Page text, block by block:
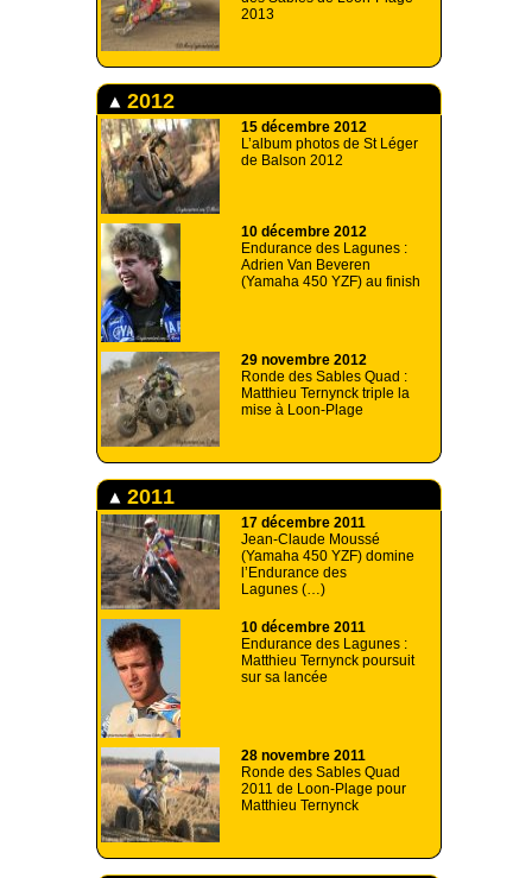
2013
2012
15 décembre 2012
L’album photos de St Léger
de Balson 2012
10 décembre 2012
Endurance des Lagunes :
Adrien Van Beveren
(Yamaha 450 YZF) au finish
29 novembre 2012
Ronde des Sables Quad :
Matthieu Ternynck triple la
mise à Loon-Plage
2011
17 décembre 2011
Jean-Claude Moussé
(Yamaha 450 YZF) domine
l’Endurance des
Lagunes (…)
10 décembre 2011
Endurance des Lagunes :
Matthieu Ternynck poursuit
sur sa lancée
28 novembre 2011
Ronde des Sables Quad
2011 de Loon-Plage pour
Matthieu Ternynck